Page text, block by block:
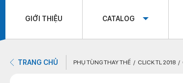
GIỚI THIỆU CATALOG
TRANG CHỦ PHỤ TÙNG THAY THẾ CLICK TL 2018